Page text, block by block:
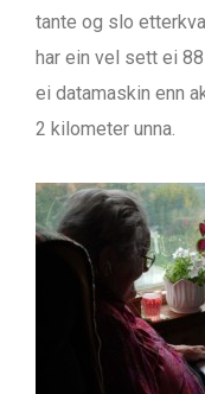
tante og slo
har ein vel sett ei
ei datamaskin enn
2 kilometer unna.